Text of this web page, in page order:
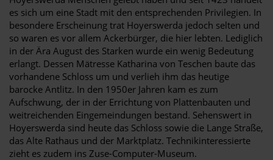
es sich um eine Stadt mit den entsprechenden Privilegien. In
besondere Erscheinung trat Hoyerswerda jedoch selten und
so waren es vor allem Ackerbürger, die hier lebten. Lediglich
in der Ära August des Starken wurde ein wenig Bedeutung
erlangt. Dessen Mätresse Katharina von Teschen baute das
vorhandene Schloss um und verlieh ihm das heutige
barocke Antlitz. In den 1950er Jahren kam es zum
Aufschwung, der in der Errichtung von Plattenbauten und
weitreichenden Eingemeindungen bestand. Sehenswert in
Hoyerswerda sind heute das Schloss sowie die Lange Straße,
das Alte Rathaus und der Marktplatz. Technikinteressierte
zieht es zudem ins Zuse-Computer-Museum.